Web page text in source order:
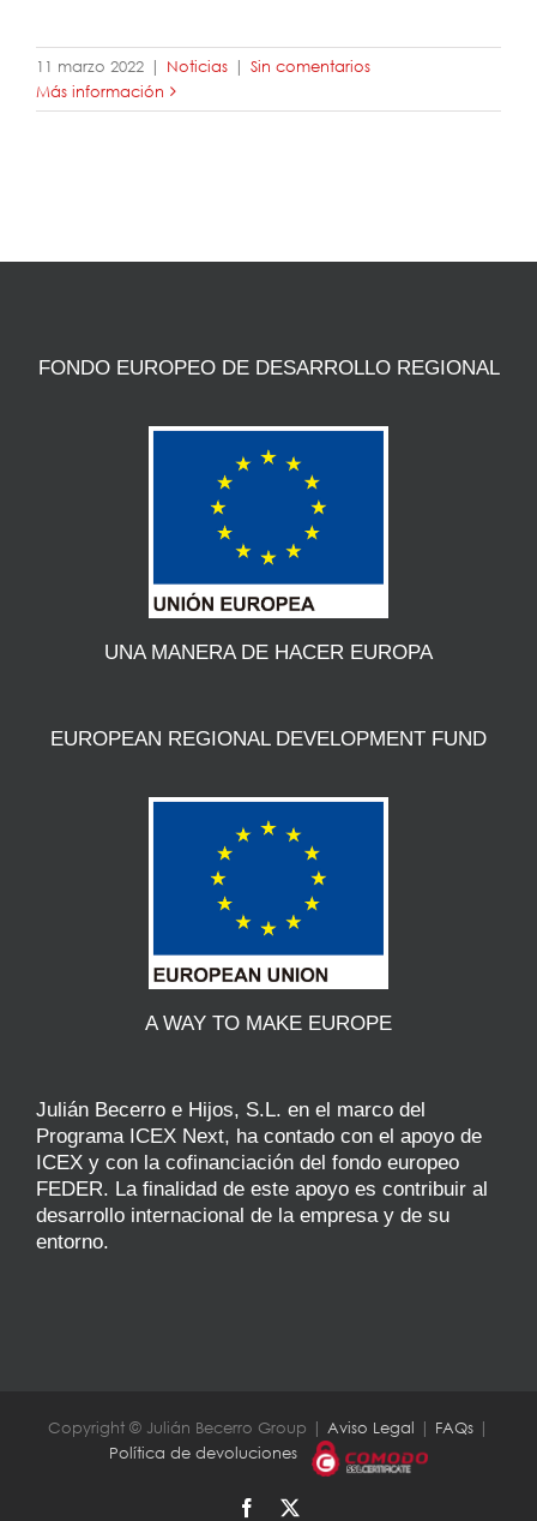
11 marzo 2022 | Noticias | Sin comentarios
Más información
FONDO EUROPEO DE DESARROLLO REGIONAL
UNA MANERA DE HACER EUROPA
EUROPEAN REGIONAL DEVELOPMENT FUND
A WAY TO MAKE EUROPE
Julián Becerro e Hijos, S.L. en el marco del
Programa ICEX Next, ha contado con el apoyo de
ICEX y con la cofinanciación del fondo europeo
FEDER. La finalidad de este apoyo es contribuir al
desarrollo internacional de la empresa y de su
entorno.
Copyright © Julián Becerro Group | Aviso Legal | FAQs |
Política de devoluciones
Facebook